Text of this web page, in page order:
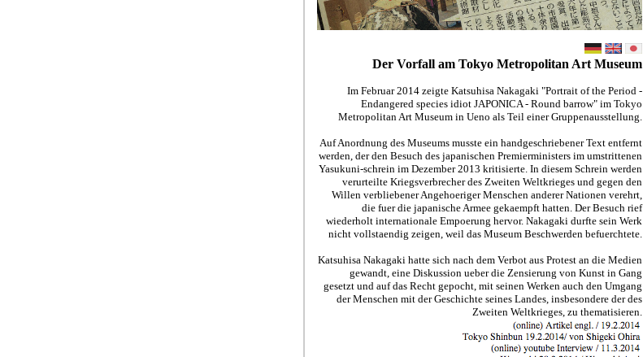
Der Vorfall am Tokyo Metropolitan Art Museum
Im Februar 2014 zeigte Katsuhisa Nakagaki "Portrait of the Period -
Endangered species idiot JAPONICA - Round barrow" im Tokyo
Metropolitan Art Museum in Ueno als Teil einer Gruppenausstellung.
Auf Anordnung des Museums musste ein handgeschriebener Text entfernt
werden, der den Besuch des japanischen Premierministers im umstrittenen
Yasukuni-schrein im Dezember 2013 kritisierte. In diesem Schrein werden
verurteilte Kriegsverbrecher des Zweiten Weltkrieges und gegen den
Willen verbliebener Angehoeriger Menschen anderer Nationen verehrt,
die fuer die japanische Armee gekaempft hatten. Der Besuch rief
wiederholt internationale Empoerung hervor. Nakagaki durfte sein Werk
nicht vollstaendig zeigen, weil das Museum Beschwerden befuerchtete.
Katsuhisa Nakagaki hatte sich nach dem Verbot aus Protest an die Medien
gewandt, eine Diskussion ueber die Zensierung von Kunst in Gang
gesetzt und auf das Recht gepocht, mit seinen Werken auch den Umgang
der Menschen mit der Geschichte seines Landes, insbesondere der des
Zweiten Weltkrieges, zu thematisieren.